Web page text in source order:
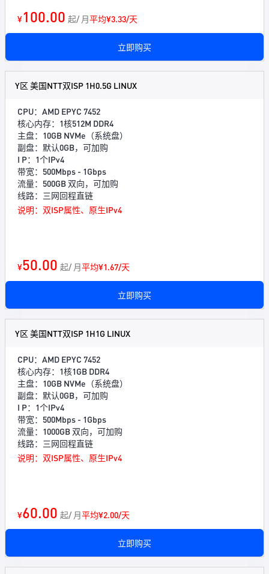
¥100.00 起/ 月平均¥3.33/天
立即购买
Y区 美国NTT双ISP 1H0.5G LINUX
CPU：AMD EPYC 7452
核心内存：1核512M DDR4
主盘：10GB NVMe（系统盘）
副盘：默认0GB，可加购
I P：1个IPv4
带宽：500Mbps - 1Gbps
流量：500GB 双向，可加购
线路：三网回程直链
说明：双ISP属性、原生IPv4
¥50.00 起/ 月平均¥1.67/天
立即购买
Y区 美国NTT双ISP 1H1G LINUX
CPU：AMD EPYC 7452
核心内存：1核1GB DDR4
主盘：10GB NVMe（系统盘）
副盘：默认0GB，可加购
I P：1个IPv4
带宽：500Mbps - 1Gbps
流量：1000GB 双向，可加购
线路：三网回程直链
说明：双ISP属性、原生IPv4
¥60.00 起/ 月平均¥2.00/天
立即购买